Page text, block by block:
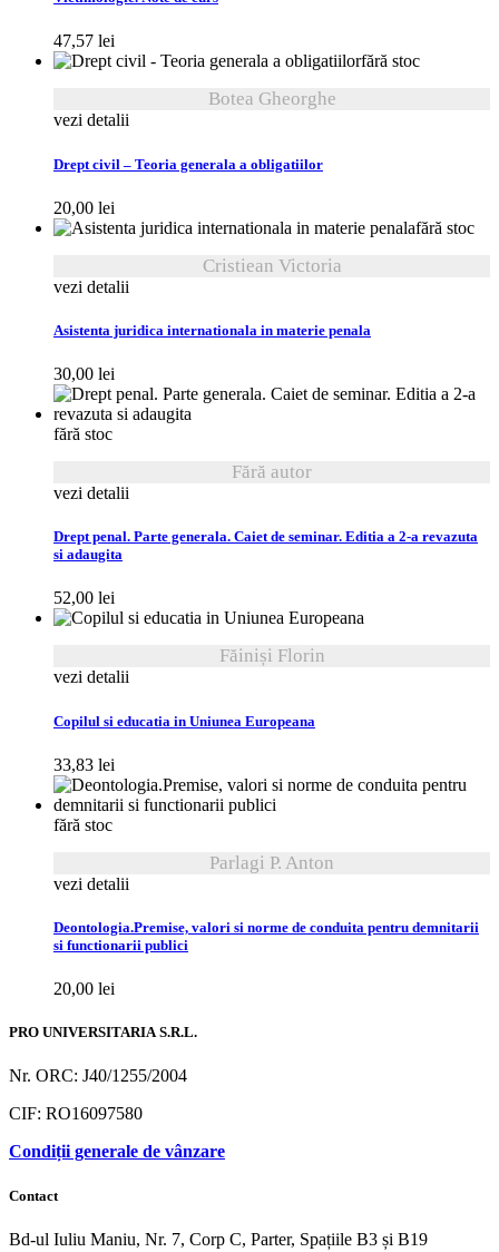
47,57 lei
fără stoc
Botea Gheorghe
vezi detalii
Drept civil – Teoria generala a obligatiilor
20,00 lei
fără stoc
Cristiean Victoria
vezi detalii
Asistenta juridica internationala in materie penala
30,00 lei
fără stoc
Fără autor
vezi detalii
Drept penal. Parte generala. Caiet de seminar. Editia a 2-a revazuta
si adaugita
52,00 lei
Făiniși Florin
vezi detalii
Copilul si educatia in Uniunea Europeana
33,83 lei
fără stoc
Parlagi P. Anton
vezi detalii
Deontologia.Premise, valori si norme de conduita pentru demnitarii
si functionarii publici
20,00 lei
PRO UNIVERSITARIA S.R.L.
Nr. ORC: J40/1255/2004
CIF: RO16097580
Condiții generale de vânzare
Contact
Bd-ul Iuliu Maniu, Nr. 7, Corp C, Parter, Spațiile B3 și B19